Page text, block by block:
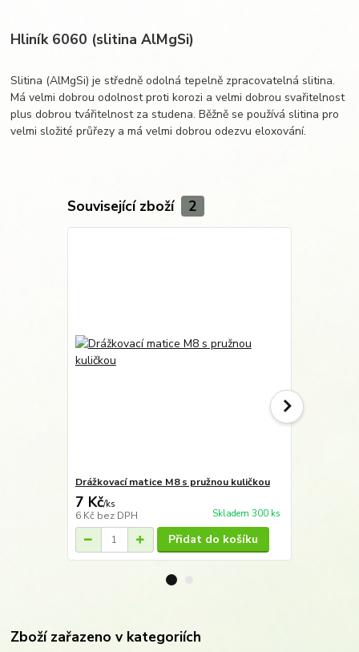
Hliník 6060 (slitina AlMgSi)
Slitina (AlMgSi) je středně odolná tepelně zpracovatelná slitina.
Má velmi dobrou odolnost proti korozi a velmi dobrou svařitelnost
plus dobrou tvářitelnost za studena. Běžně se používá slitina pro
velmi složité průřezy a má velmi dobrou odezvu eloxování.
Související zboží 2
Drážkovací matice M8 s pružnou kuličkou
7 Kč/ks
6 Kč bez DPH Skladem 300 ks
Přidat do košíku
Zboží zařazeno v kategoriích